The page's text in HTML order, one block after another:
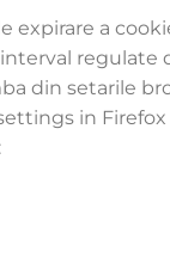
expirare a
regulate
din setarile
in